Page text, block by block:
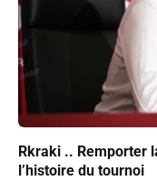
Rkraki .. Remporter
l’histoire du tournoi